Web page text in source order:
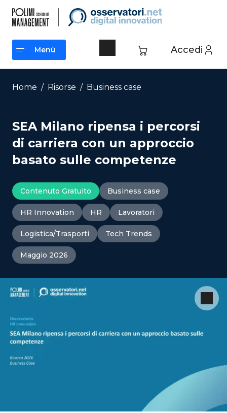
contenuto
Accedi
Menù
Menù
Home / Risorse / Business case
SEA Milano ripensa i percorsi
di carriera con un approccio
basato sulle competenze
Contenuto Gratuito Business case
HR Innovation HR Lavoratori
Logistica/Trasporti Tech Trends
Maggio 2026